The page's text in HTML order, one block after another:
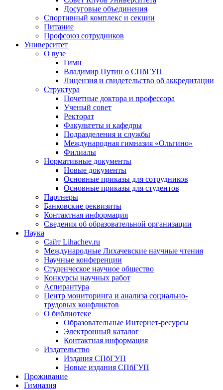
Досуговые объединения
Спортивный комплекс и секции
Питание
Профсоюз сотрудников
Университет
О вузе
Гимн
Владимир Путин о СПбГУП
Лицензия и свидетельство об аккредитации
Структура
Почетные доктора и профессора
Ученый совет
Ректорат
Факультеты и кафедры
Подразделения и службы
Международная гимназия «Ольгино»
Филиалы
Нормативные документы
Новые документы
Основные приказы для сотрудников
Основные приказы для студентов
Партнеры
Банковские реквизиты
Контактная информация
Сведения об образовательной организации
Наука
Сайт Lihachev.ru
Международные Лихачевские научные чтения
Научные конференции
Студенческое научное общество
Конкурсы научных работ
Аспирантура
Центр мониторинга и анализа социально-
трудовых конфликтов
О библиотеке
Образовательные Интернет-ресурсы
Электронный каталог
Контактная информация
Издательство
Издания СПбГУП
Новые издания СПбГУП
Проживание
Гимназия